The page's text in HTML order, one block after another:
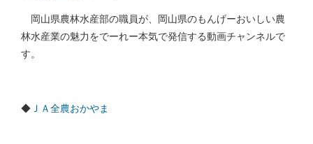
岡山県農林水産部の職員が、岡山県のもんげーおいしい農
林水産業の魅力をでーれー本気で発信する動画チャンネルで
す。
◆ ＪＡ全農おかやま